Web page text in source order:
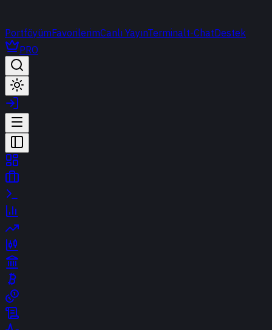
PortföyümFavorilerimCanlı YayınTerminalt-ChatDestek
PRO